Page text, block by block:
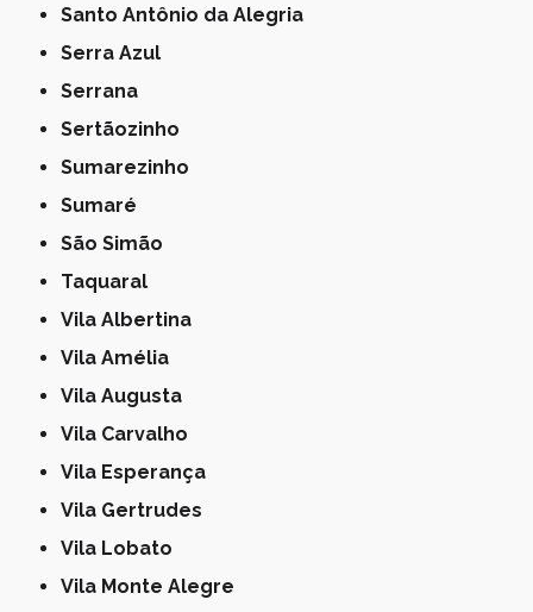
Santo Antônio da Alegria
Serra Azul
Serrana
Sertãozinho
Sumarezinho
Sumaré
São Simão
Taquaral
Vila Albertina
Vila Amélia
Vila Augusta
Vila Carvalho
Vila Esperança
Vila Gertrudes
Vila Lobato
Vila Monte Alegre